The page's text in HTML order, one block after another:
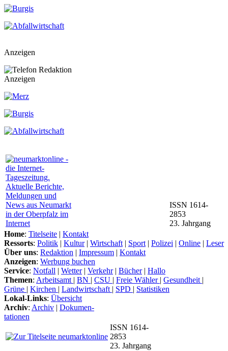
Anzeigen
Anzeigen
ISSN 1614-
2853
23. Jahrgang
Home: Titelseite | Kontakt
Ressorts: Politik | Kultur| Wirtschaft | Sport | Polizei | Online | Leser
Über uns: Redaktion | Impressum | Kontakt
Anzeigen: Werbung buchen
Service: Notfall | Wetter| Verkehr| Bücher| Hallo
Themen: Arbeitsamt | BN | CSU | Freie Wähler | Gesundheit |
Grüne | Kirchen | Landwirtschaft | SPD | Statistiken
Lokal-Links: Übersicht
Archiv: Archiv | Dokumen-
tationen
ISSN 1614-
2853
23. Jahrgang